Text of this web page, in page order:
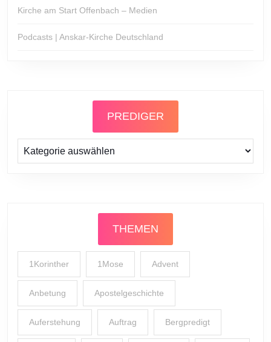
Kirche am Start Offenbach – Medien
Podcasts | Anskar-Kirche Deutschland
PREDIGER
Prediger
THEMEN
1Korinther 1Mose Advent
Anbetung Apostelgeschichte
Auferstehung Auftrag Bergpredigt